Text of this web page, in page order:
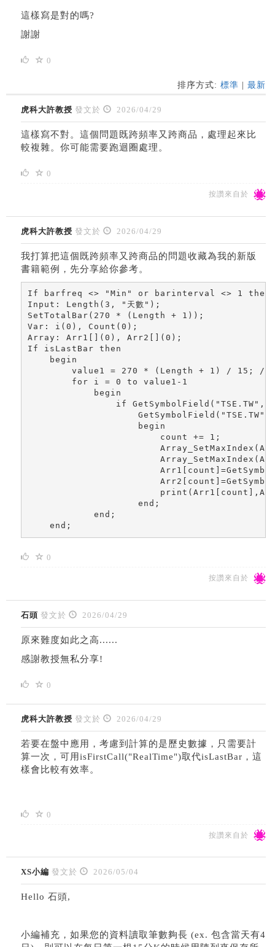
這樣寫是對的嗎?
謝謝
0
排序方式: 標準 最新
虎科大許教授 發文於 2026/04/29
這樣寫不對。這個問題既跨頻率又跨商品，處理起來比
較複雜。你可能需要跑迴圈處理。
0
按讚來自於
虎科大許教授 發文於 2026/04/29
我打算把這個既跨頻率又跨商品的問題收藏為我的新版
書籍範例，先分享給你參考。
If barfreq <> "Min" or barinterval <> 1 then
Input: Length(3, "天數");
SetTotalBar(270 * (Length + 1));
Var: i(0), Count(0);
Array: Arr1[](0), Arr2[](0);
If isLastBar then
    begin
value1 = 270 * (Length + 1) / 15; //
        for i = 0 to value1-1
            begin
if
                    begin
                        count += 1;
                    end;
            end;
    end;
0
按讚來自於
石頭 發文於 2026/04/29
原來難度如此之高......
感謝教授無私分享!
0
虎科大許教授 發文於 2026/04/29
若要在盤中應用，考慮到計算的是歷史數據，只需要計
算一次，可用isFirstCall("RealTime")取代isLastBar，這
樣會比較有效率。
0
按讚來自於
XS小編 發文於 2026/05/04
Hello 石頭,
小編補充，如果您的資料讀取筆數夠長 (ex. 包含當天有4